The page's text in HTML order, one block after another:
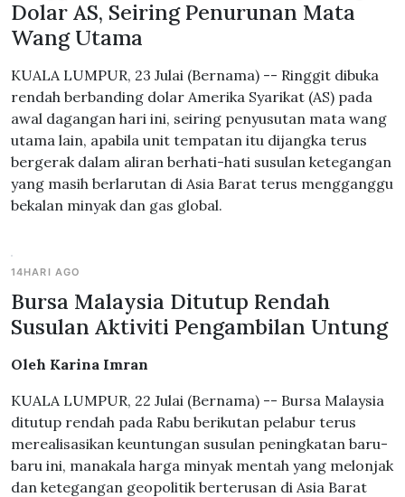
Dolar AS, Seiring Penurunan Mata
Wang Utama
KUALA LUMPUR, 23 Julai (Bernama) -- Ringgit dibuka
rendah berbanding dolar Amerika Syarikat (AS) pada
awal dagangan hari ini, seiring penyusutan mata wang
utama lain, apabila unit tempatan itu dijangka terus
bergerak dalam aliran berhati-hati susulan ketegangan
yang masih berlarutan di Asia Barat terus mengganggu
bekalan minyak dan gas global.
14HARI AGO
Bursa Malaysia Ditutup Rendah
Susulan Aktiviti Pengambilan Untung
Oleh Karina Imran
KUALA LUMPUR, 22 Julai (Bernama) -- Bursa Malaysia
ditutup rendah pada Rabu berikutan pelabur terus
merealisasikan keuntungan susulan peningkatan baru-
baru ini, manakala harga minyak mentah yang melonjak
dan ketegangan geopolitik berterusan di Asia Barat